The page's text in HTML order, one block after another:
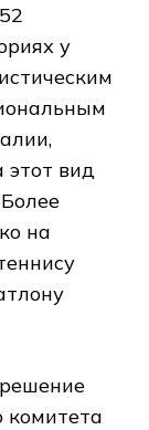
у
этот вид
на
комитета